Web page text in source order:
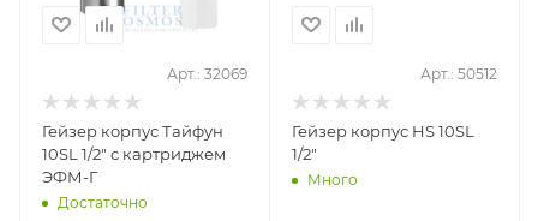
Арт.: 32069
Гейзер корпус Тайфун
10SL 1/2" с картриджем
ЭФМ-Г
Достаточно
Арт.: 50512
Гейзер корпус HS 10SL
1/2"
Много